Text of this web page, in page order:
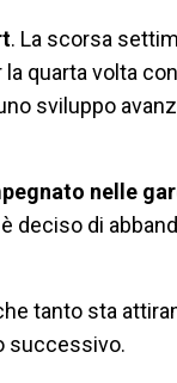
. La scorsa
la quarta volta
sviluppo
nelle
deciso di
tanto sta
successivo.